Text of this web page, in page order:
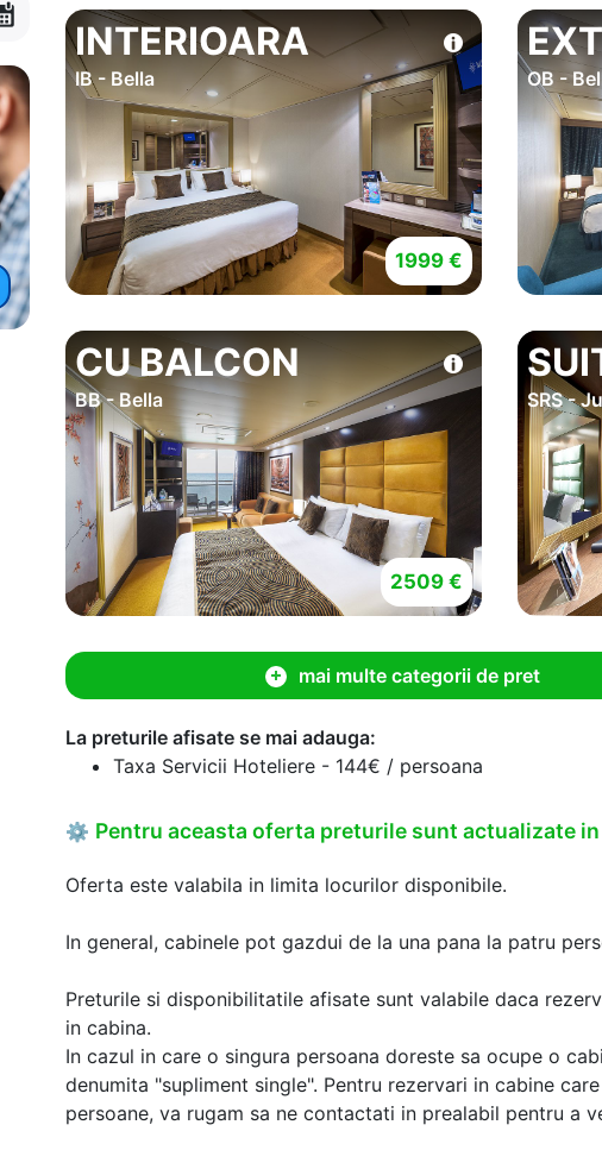
INTERIOARA
IB - Bella
1999 €
OB -
CU BALCON
BB - Bella
2509 €
SRS -
mai multe categorii de pret
La preturile afisate se mai adauga:
Taxa Servicii Hoteliere - 144€ / persoana
⚙ Pentru aceasta oferta preturile sunt actualizate
Oferta este valabila in limita locurilor disponibile.
In general, cabinele pot gazdui de la una pana la patru
Preturile si disponibilitatile afisate sunt valabile daca
in cabina.
In cazul in care o singura persoana doreste sa ocupe o
denumita "supliment single". Pentru rezervari in cabine
persoane, va rugam sa ne contactati in prealabil pentru a